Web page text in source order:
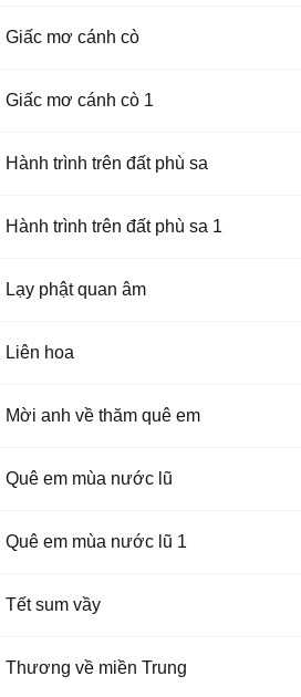
Giấc mơ cánh cò
Giấc mơ cánh cò 1
Hành trình trên đất phù sa
Hành trình trên đất phù sa 1
Lạy phật quan âm
Liên hoa
Mời anh về thăm quê em
Quê em mùa nước lũ
Quê em mùa nước lũ 1
Tết sum vầy
Thương về miền Trung